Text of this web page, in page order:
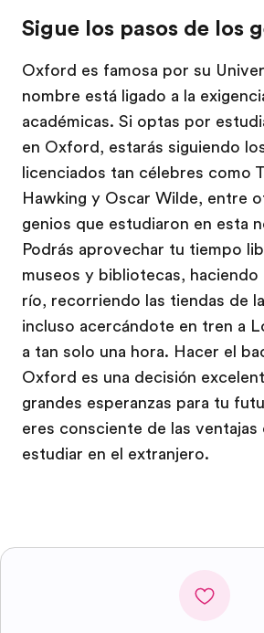
Sigue los pasos de los
Oxford es famosa por su
nombre está ligado a la
académicas. Si optas por
en Oxford, estarás siguiendo
licenciados tan célebres como
Hawking y Oscar Wilde, entre
genios que estudiaron en esta
Podrás aprovechar tu tiempo
museos y bibliotecas, haciendo
río, recorriendo las tiendas de
incluso acercándote en tren a
a tan solo una hora. Hacer el
Oxford es una decisión
grandes esperanzas para tu
eres consciente de las ventajas
estudiar en el extranjero.